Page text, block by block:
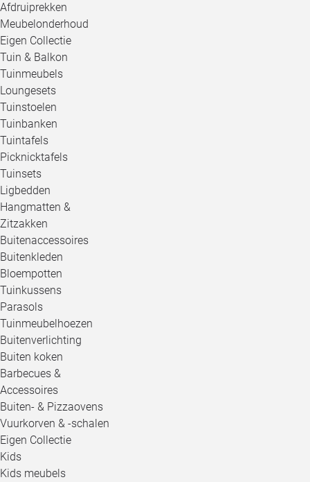
Afdruiprekken
Meubelonderhoud
Eigen Collectie
Tuin & Balkon
Tuinmeubels
Loungesets
Tuinstoelen
Tuinbanken
Tuintafels
Picknicktafels
Tuinsets
Ligbedden
Hangmatten &
Zitzakken
Buitenaccessoires
Buitenkleden
Bloempotten
Tuinkussens
Parasols
Tuinmeubelhoezen
Buitenverlichting
Buiten koken
Barbecues &
Accessoires
Buiten- & Pizzaovens
Vuurkorven & -schalen
Eigen Collectie
Kids
Kids meubels